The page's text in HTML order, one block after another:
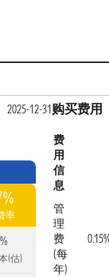
2025-12-31
率
(估)
购买费用
费
用
信
息
管
理
费
(每
年)